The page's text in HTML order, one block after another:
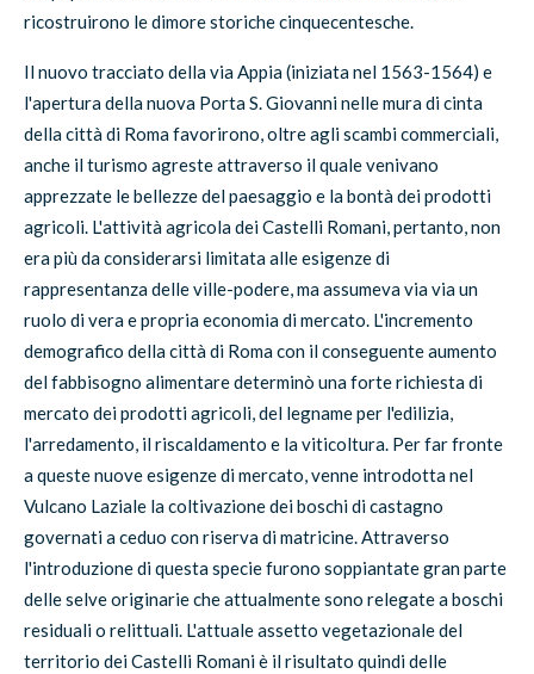
ricostruirono le dimore storiche cinquecentesche.
Il nuovo tracciato della via Appia (iniziata nel 1563-1564) e
l'apertura della nuova Porta S. Giovanni nelle mura di cinta
della città di Roma favorirono, oltre agli scambi commerciali,
anche il turismo agreste attraverso il quale venivano
apprezzate le bellezze del paesaggio e la bontà dei prodotti
agricoli. L'attività agricola dei Castelli Romani, pertanto, non
era più da considerarsi limitata alle esigenze di
rappresentanza delle ville-podere, ma assumeva via via un
ruolo di vera e propria economia di mercato. L'incremento
demografico della città di Roma con il conseguente aumento
del fabbisogno alimentare determinò una forte richiesta di
mercato dei prodotti agricoli, del legname per l'edilizia,
l'arredamento, il riscaldamento e la viticoltura. Per far fronte
a queste nuove esigenze di mercato, venne introdotta nel
Vulcano Laziale la coltivazione dei boschi di castagno
governati a ceduo con riserva di matricine. Attraverso
l'introduzione di questa specie furono soppiantate gran parte
delle selve originarie che attualmente sono relegate a boschi
residuali o relittuali. L'attuale assetto vegetazionale del
territorio dei Castelli Romani è il risultato quindi delle